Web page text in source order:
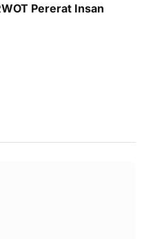
Pererat Insan